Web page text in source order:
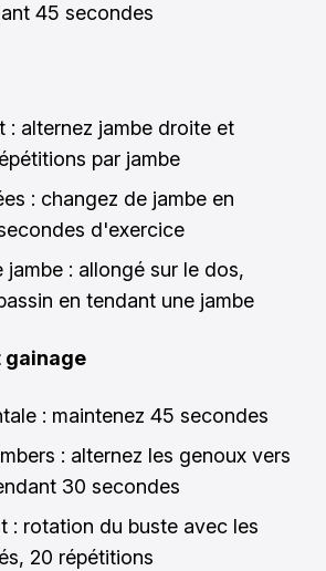
45 secondes
: alternez jambe droite et
par jambe
: changez de jambe en
d'exercice
jambe : allongé sur le dos,
en tendant une jambe
gainage
: maintenez 45 secondes
: alternez les genoux vers
30 secondes
: rotation du buste avec les
20 répétitions